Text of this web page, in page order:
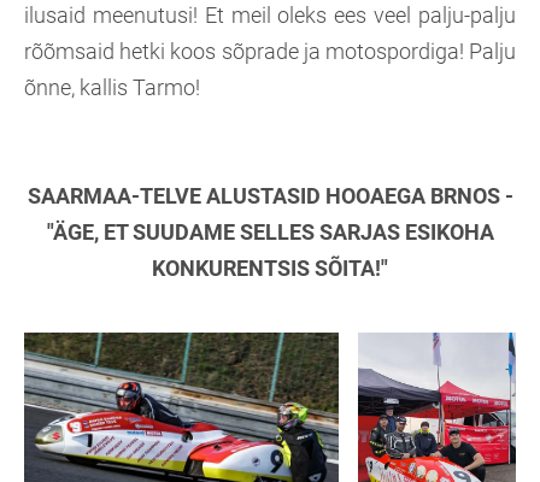
ilusaid meenutusi! Et meil oleks ees veel palju-palju
rõõmsaid hetki koos sõprade ja motospordiga! Palju
õnne, kallis Tarmo!
SAARMAA-TELVE ALUSTASID HOOAEGA BRNOS -
"ÄGE, ET SUUDAME SELLES SARJAS ESIKOHA
KONKURENTSIS SÕITA!"